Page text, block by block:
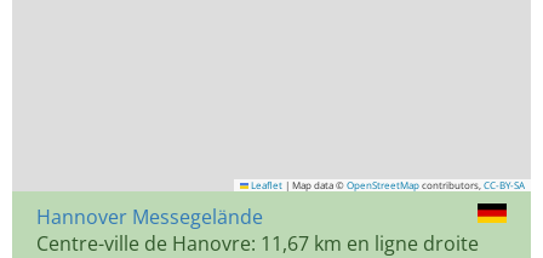
Leaflet | Map data © OpenStreetMap contributors, CC-BY-SA
Hannover Messegelände
Centre-ville de Hanovre: 11,67 km en ligne droite